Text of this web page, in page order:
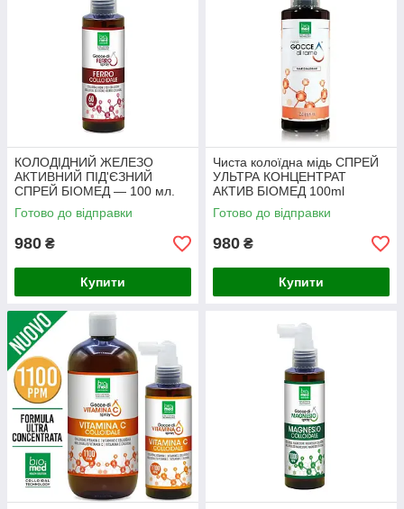
КОЛОДІДНИЙ ЖЕЛЕЗО
АКТИВНИЙ ПІД'ЄЗНИЙ
СПРЕЙ БІОМЕД — 100 мл.
Готово до відправки
980 ₴
Купити
Чиста колоїдна мідь СПРЕЙ
УЛЬТРА КОНЦЕНТРАТ
АКТИВ БІОМЕД 100ml
Готово до відправки
980 ₴
Купити